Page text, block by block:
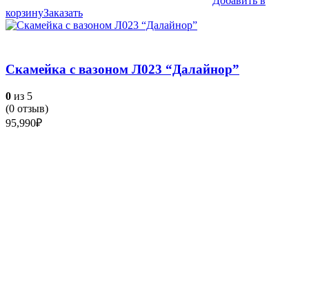
корзинуЗаказать
Скамейка с вазоном Л023 “Далайнор”
0 из 5
(0 отзыв)
95,990₽